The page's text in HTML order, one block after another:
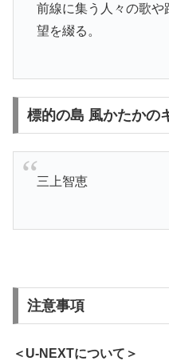
前線に集う人々の歌
望を綴る。
標的の島 風かたかの
三上智恵
注意事項
＜U-NEXTについて＞